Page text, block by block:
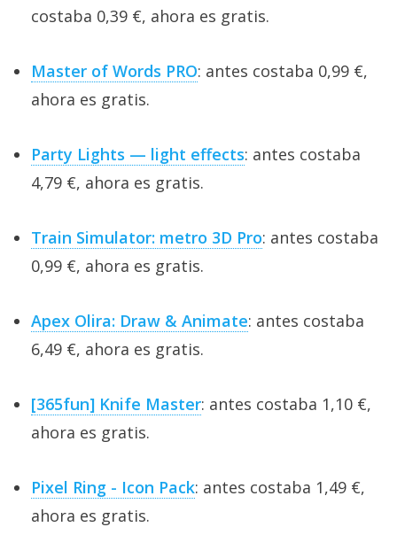
costaba 0,39 €, ahora es gratis.
Master of Words PRO: antes costaba 0,99 €,
ahora es gratis.
Party Lights — light effects: antes costaba
4,79 €, ahora es gratis.
Train Simulator: metro 3D Pro: antes costaba
0,99 €, ahora es gratis.
Apex Olira: Draw & Animate: antes costaba
6,49 €, ahora es gratis.
[365fun] Knife Master: antes costaba 1,10 €,
ahora es gratis.
Pixel Ring - Icon Pack: antes costaba 1,49 €,
ahora es gratis.